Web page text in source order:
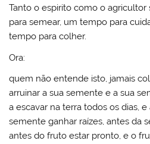
Tanto o espirito como o
para semear, um tempo para
tempo para colher.
Ora:
quem não entende isto, jamais
arruinar a sua semente e a sua
a escavar na terra todos os dias,
semente ganhar raízes, antes da
antes do fruto estar pronto, e o